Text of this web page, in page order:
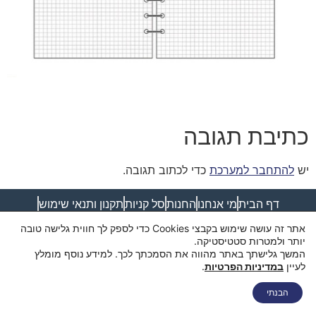
כתיבת תגובה
יש להתחבר למערכת כדי לכתוב תגובה.
דף הביתמי אנחנו החנותסל קניותתקנון ותנאי שימוש
אתר זה עושה שימוש בקבצי Cookies כדי לספק לך חווית גלישה טובה
יותר ולמטרות סטטיסטיקה.
המשך גלישתך באתר מהווה את הסמכתך לכך. למידע נוסף מומלץ
לעיין במדיניות הפרטיות.
הבנתי